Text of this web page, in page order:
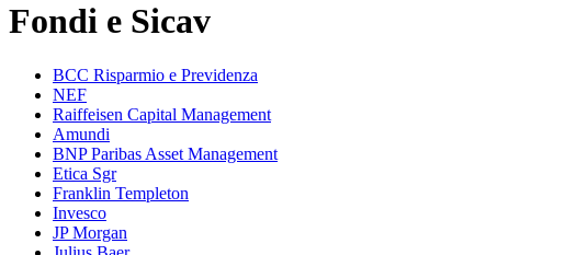
Fondi e Sicav
BCC Risparmio e Previdenza
NEF
Raiffeisen Capital Management
Amundi
BNP Paribas Asset Management
Etica Sgr
Franklin Templeton
Invesco
JP Morgan